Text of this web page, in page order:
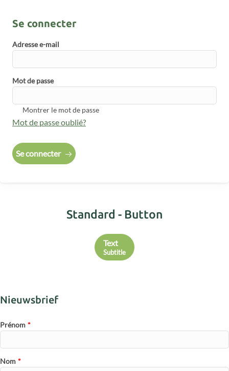
Se connecter
Adresse e-mail
Mot de passe
Montrer le mot de passe
Mot de passe oublié?
Se connecter
Standard - Button
Text
Subtitle
Nieuwsbrief
Prénom *
Nom *